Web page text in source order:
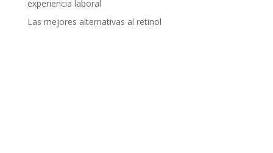
experiencia laboral
Las mejores alternativas al retinol